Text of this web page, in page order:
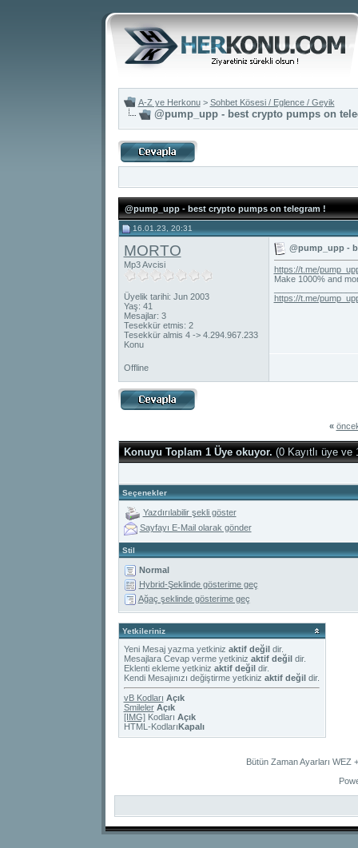
A-Z ye Herkonu > Sohbet Kösesi / Eglence / Geyik
@pump_upp - best crypto pumps on
@pump_upp - best crypto pumps on telegram !
16.01.23, 20:31
MORTO
Mp3 Avcisi
Üyelik tarihi: Jun 2003
Yaş: 41
Mesajlar: 3
Tesekkür etmis: 2
Tesekkür almis 4 -> 4.294.967.233
Konu
@pump_upp -
https://t.me/
Make 1000% and
https://t.me/
Offline
«
Konuyu Toplam 1 Üye okuyor. (0 Kayıtlı üye ve
Seçenekler
Yazdırılabilir şekli göster
Sayfayı E-Mail olarak gönder
Stil
Normal
Hybrid-Şeklinde gösterime geç
Ağaç şeklinde gösterime geç
Yetkileriniz
Yeni Mesaj yazma yetkiniz aktif değildir.
Mesajlara Cevap verme yetkiniz aktif değildir.
Eklenti ekleme yetkiniz aktif değildir.
Kendi Mesajınızı değiştirme yetkiniz aktif değildir.
vB Kodları Açık
Smileler Açık
[IMG]Kodları Açık
HTML-KodlarıKapalı
Bütün Zaman Ayarları WEZ